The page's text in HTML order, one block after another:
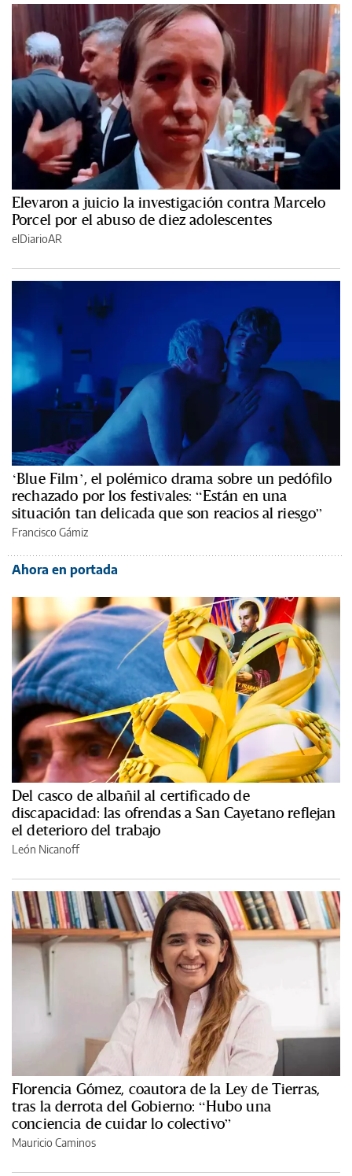
Elevaron a juicio la investigación contra Marcelo
Porcel por el abuso de diez adolescentes
elDiarioAR
‘Blue Film’, el polémico drama sobre un pedófilo
rechazado por los festivales: “Están en una
situación tan delicada que son reacios al riesgo”
Francisco Gámiz
Ahora en portada
Del casco de albañil al certificado de
discapacidad: las ofrendas a San Cayetano reflejan
el deterioro del trabajo
León Nicanoff
Florencia Gómez, coautora de la Ley de Tierras,
tras la derrota del Gobierno: “Hubo una
conciencia de cuidar lo colectivo”
Mauricio Caminos